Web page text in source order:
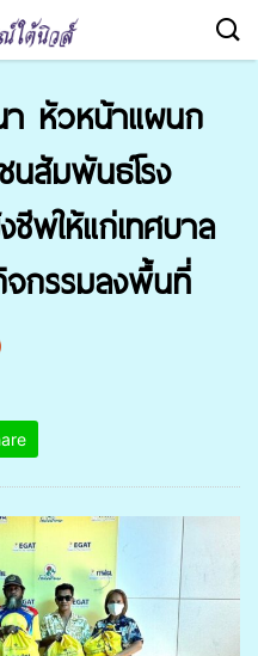
หัวหน้า​แผนก​
น​สัมพันธ์​โรง
พให้แก่เทศบาล
จกรรมลงพื้นที่